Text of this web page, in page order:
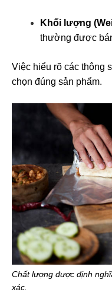
Khối lượng
thường được
Việc hiểu rõ các thông
chọn đúng sản phẩm.
Chất lượng được định
xác.